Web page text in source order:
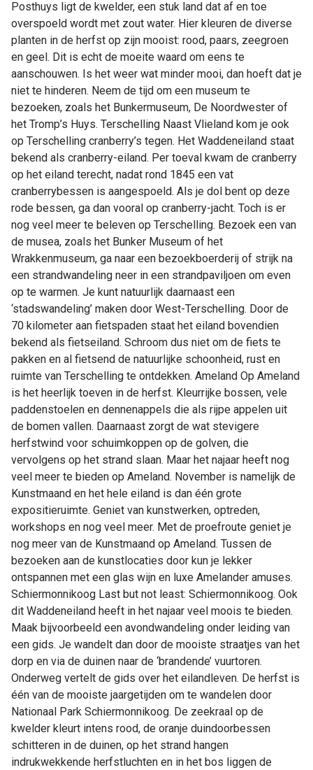
Posthuys ligt de kwelder, een stuk land dat af en toe
overspoeld wordt met zout water. Hier kleuren de diverse
planten in de herfst op zijn mooist: rood, paars, zeegroen
en geel. Dit is echt de moeite waard om eens te
aanschouwen. Is het weer wat minder mooi, dan hoeft dat je
niet te hinderen. Neem de tijd om een museum te
bezoeken, zoals het Bunkermuseum, De Noordwester of
het Tromp’s Huys. Terschelling Naast Vlieland kom je ook
op Terschelling cranberry’s tegen. Het Waddeneiland staat
bekend als cranberry-eiland. Per toeval kwam de cranberry
op het eiland terecht, nadat rond 1845 een vat
cranberrybessen is aangespoeld. Als je dol bent op deze
rode bessen, ga dan vooral op cranberry-jacht. Toch is er
nog veel meer te beleven op Terschelling. Bezoek een van
de musea, zoals het Bunker Museum of het
Wrakkenmuseum, ga naar een bezoekboerderij of strijk na
een strandwandeling neer in een strandpaviljoen om even
op te warmen. Je kunt natuurlijk daarnaast een
‘stadswandeling’ maken door West-Terschelling. Door de
70 kilometer aan fietspaden staat het eiland bovendien
bekend als fietseiland. Schroom dus niet om de fiets te
pakken en al fietsend de natuurlijke schoonheid, rust en
ruimte van Terschelling te ontdekken. Ameland Op Ameland
is het heerlijk toeven in de herfst. Kleurrijke bossen, vele
paddenstoelen en dennenappels die als rijpe appelen uit
de bomen vallen. Daarnaast zorgt de wat stevigere
herfstwind voor schuimkoppen op de golven, die
vervolgens op het strand slaan. Maar het najaar heeft nog
veel meer te bieden op Ameland. November is namelijk de
Kunstmaand en het hele eiland is dan één grote
expositieruimte. Geniet van kunstwerken, optreden,
workshops en nog veel meer. Met de proefroute geniet je
nog meer van de Kunstmaand op Ameland. Tussen de
bezoeken aan de kunstlocaties door kun je lekker
ontspannen met een glas wijn en luxe Amelander amuses.
Schiermonnikoog Last but not least: Schiermonnikoog. Ook
dit Waddeneiland heeft in het najaar veel moois te bieden.
Maak bijvoorbeeld een avondwandeling onder leiding van
een gids. Je wandelt dan door de mooiste straatjes van het
dorp en via de duinen naar de ‘brandende’ vuurtoren.
Onderweg vertelt de gids over het eilandleven. De herfst is
één van de mooiste jaargetijden om te wandelen door
Nationaal Park Schiermonnikoog. De zeekraal op de
kwelder kleurt intens rood, de oranje duindoorbessen
schitteren in de duinen, op het strand hangen
indrukwekkende herfstluchten en in het bos liggen de